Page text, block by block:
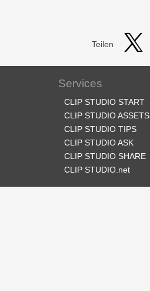
Teilen
Services
CLIP STUDIO START
CLIP STUDIO ASSETS
CLIP STUDIO TIPS
CLIP STUDIO ASK
CLIP STUDIO SHARE
CLIP STUDIO.net